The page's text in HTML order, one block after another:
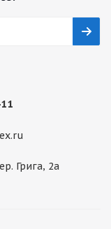
Грига, 2а